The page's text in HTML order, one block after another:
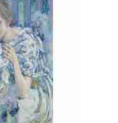
Deze
optie
kan
gekozen
worden
op
de
productpagina